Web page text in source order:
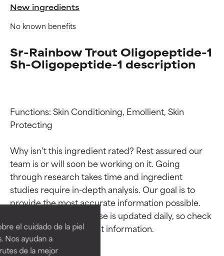
el cuidado de la piel
Nos ayudan a
de la mejor
New ingredients
No known benefits
Sr-Rainbow Trout Oligopeptide-1
Sh-Oligopeptide-1 description
Functions: Skin Conditioning, Emollient, Skin
Protecting
Why isn’t this ingredient rated? Rest assured our
team is or will soon be working on it. Going
through research takes time and ingredient
studies require in-depth analysis. Our goal is to
provide the most accurate information possible.
This ingredient database is updated daily, so check
Calificaciones de
ingredientes
EXCELENTE
Ingrediente sobresaliente con
Calificaciones de
ingredientes
EXCELENTE
Ingrediente sobresaliente con